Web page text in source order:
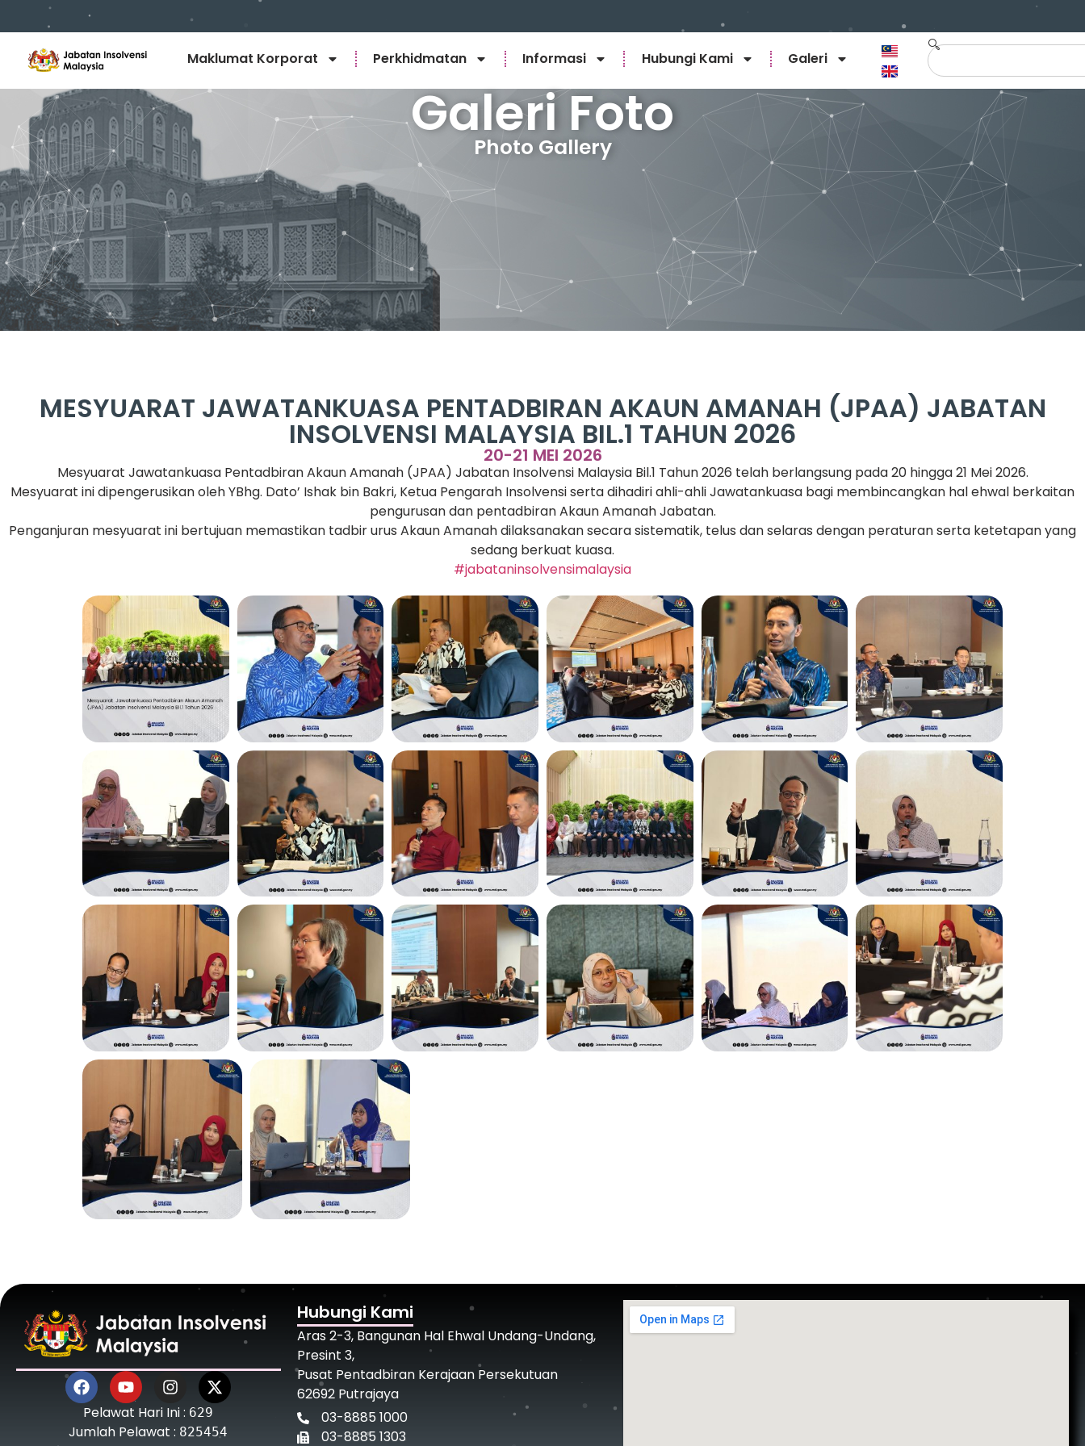
Maklumat Korporat Perkhidmatan Informasi Hubungi Kami Galeri
Galeri Foto
Photo Gallery
MESYUARAT JAWATANKUASA PENTADBIRAN AKAUN AMANAH (JPAA) JABATAN
INSOLVENSI MALAYSIA BIL.1 TAHUN 2026
20-21 MEI 2026
Mesyuarat Jawatankuasa Pentadbiran Akaun Amanah (JPAA) Jabatan Insolvensi Malaysia Bil.1 Tahun 2026 telah berlangsung pada 20 hingga 21 Mei 2026.
Mesyuarat ini dipengerusikan oleh YBhg. Dato’ Ishak bin Bakri, Ketua Pengarah Insolvensi serta dihadiri ahli-ahli Jawatankuasa bagi membincangkan hal ehwal berkaitan
pengurusan dan pentadbiran Akaun Amanah Jabatan.
Penganjuran mesyuarat ini bertujuan memastikan tadbir urus Akaun Amanah dilaksanakan secara sistematik, telus dan selaras dengan peraturan serta ketetapan yang
sedang berkuat kuasa.
#jabataninsolvensimalaysia
Pelawat Hari Ini : 629
Jumlah Pelawat : 825454
Hubungi Kami
Aras 2-3, Bangunan Hal Ehwal Undang-Undang,
Presint 3,
Pusat Pentadbiran Kerajaan Persekutuan
62692 Putrajaya
03-8885 1000
03-8885 1303